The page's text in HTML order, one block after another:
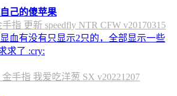
己的傻苹果
指 更新 speedfly NTR CFW v20170315
血有没有只显示2只的，全部显示一些
求了 :cry:
手指 我爱吃洋葱 SX v20221207